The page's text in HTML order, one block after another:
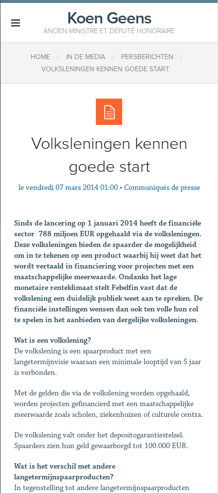
Koen Geens
ANCIEN MINISTRE ET DÉPUTÉ HONORAIRE
HOME / IN DE MEDIA / PERSBERICHTEN /
VOLKSLENINGEN KENNEN GOEDE START
Volksleningen kennen
goede start
le vendredi 07 mars 2014 01:00 • Communiqués de presse
Sinds de lancering op 1 januari 2014 heeft de financiële
sector 788 miljoen EUR opgehaald via de volksleningen.
Deze volksleningen bieden de spaarder de mogelijkheid
om in te tekenen op een product waarbij hij weet dat het
wordt vertaald in financiering voor projecten met een
maatschappelijke meerwaarde. Ondanks het lage
monetaire renteklimaat stelt Febelfin vast dat de
volkslening een duidelijk publiek weet aan te spreken. De
financiële instellingen wensen dan ook ten volle hun rol
te spelen in het aanbieden van dergelijke volksleningen.
Wat is een volkslening?
De volkslening is een spaarproduct met een
langetermijnvisie waaraan een minimale looptijd van 5 jaar
is verbonden.
Met de gelden die via de volkslening worden opgehaald,
worden projecten gefinancierd met een maatschappelijke
meerwaarde zoals scholen, ziekenhuizen of culturele centra.
De volkslening valt onder het depositogarantiestelsel.
Spaarders zien hun geld gewaarborgd tot 100.000 EUR.
Wat is het verschil met andere
langetermijnspaarproducten?
In tegenstelling tot andere langetermijnspaarproducten